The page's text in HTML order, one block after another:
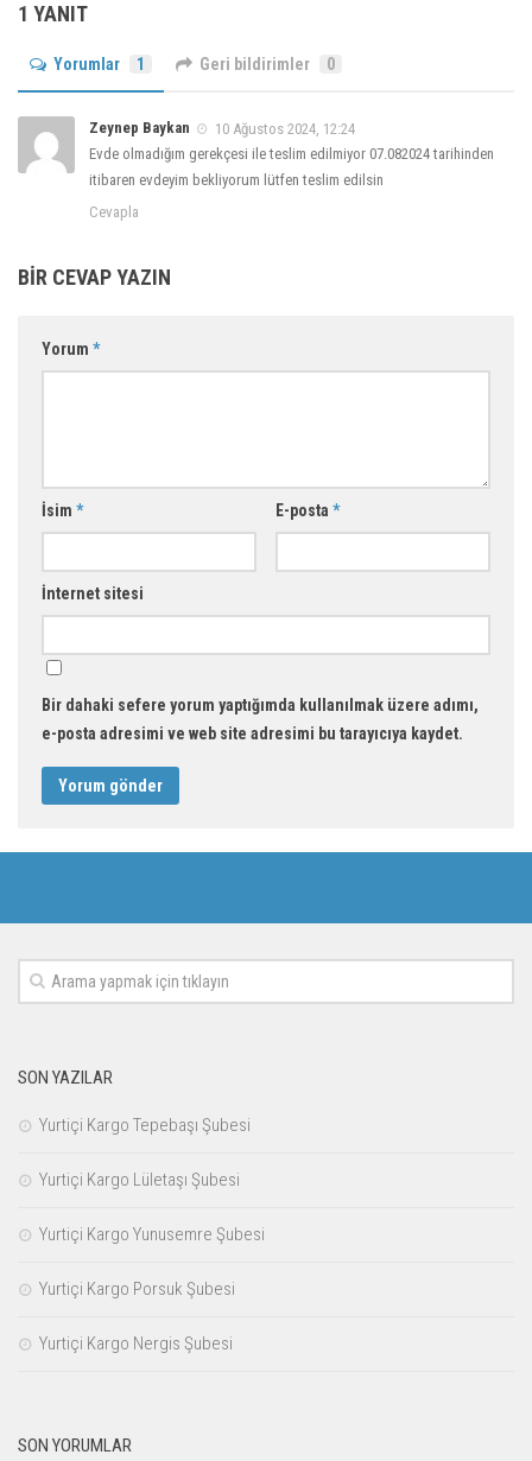
1 YANIT
Yorumlar 1 Geri bildirimler 0
Zeynep Baykan
10 Ağustos 2024, 12:24
Evde olmadığım gerekçesi ile teslim edilmiyor 07.082024 tarihinden
itibaren evdeyim bekliyorum lütfen teslim edilsin
Cevapla
BIR CEVAP YAZIN
Yorum *
İsim * E-posta *
İnternet sitesi
Bir dahaki sefere yorum yaptığımda kullanılmak üzere adımı,
e-posta adresimi ve web site adresimi bu tarayıcıya kaydet.
SON YAZILAR
Yurtiçi Kargo Tepebaşı Şubesi
Yurtiçi Kargo Lületaşı Şubesi
Yurtiçi Kargo Yunusemre Şubesi
Yurtiçi Kargo Porsuk Şubesi
Yurtiçi Kargo Nergis Şubesi
SON YORUMLAR